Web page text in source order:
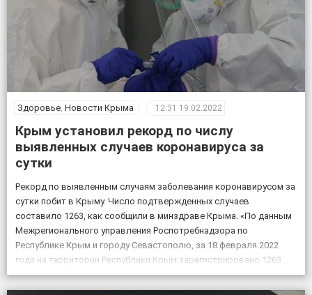
Здоровье, Новости Крыма 12:31 19.02.2022
Крым установил рекорд по числу
выявленных случаев коронавируса за
сутки
Рекорд по выявленным случаям заболевания коронавирусом за
сутки побит в Крыму. Число подтвержденных случаев
составило 1263, как сообщили в минздраве Крыма. «По данным
Межрегионального управления Роспотребнадзора по
Республике Крым и городу Севастополю, за 18 февраля 2022
года на территории Республики Крым зарегистрировано 1263
случая новой коронавирусной инфекции, всего выявлено 151605
положительных на COVID-19», – по […]